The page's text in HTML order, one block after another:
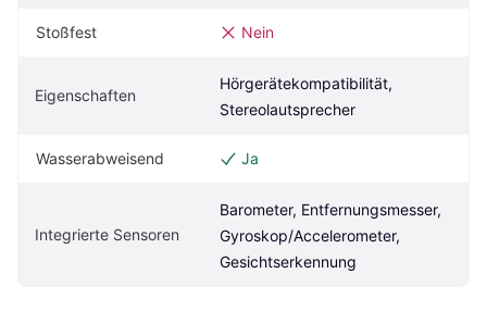
Stoßfest Nein
Eigenschaften
Hörgerätekompatibilität,
Stereolautsprecher
Wasserabweisend Ja
Integrierte Sensoren
Barometer, Entfernungsmesser,
Gyroskop/Accelerometer,
Gesichtserkennung